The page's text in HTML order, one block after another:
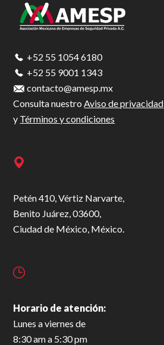
Footer
+52 55 1054 6180
+52 55 9001 1343
contacto@amesp.mx
Consulta nuestroAviso de privacidad
y Términos y condiciones
Petén 410, Vértiz Narvarte,
Benito Juárez, 03600,
Ciudad de México, México.
Horario de atención:
Lunes a viernes de
8:30 am a 5:30 pm